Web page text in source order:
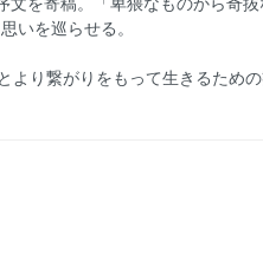
いを巡らせる。
り繋がりをもって生きるための